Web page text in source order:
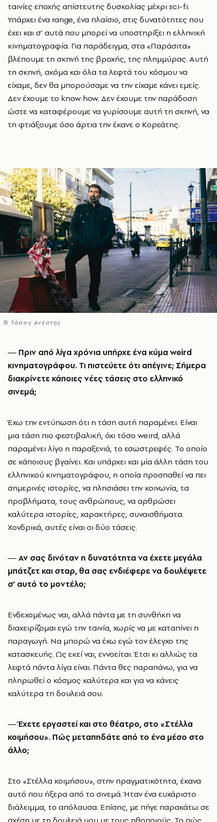
ταινίες εποχής απίστευτης δυσκολίας μέχρι sci-fi.
Υπάρχει ένα range, ένα πλαίσιο, στις δυνατότητες που
έχει και σ’ αυτά που μπορεί να υποστηρίξει η ελληνική
κινηματογραφία. Για παράδειγμα, στα «Παράσιτα»
βλέπουμε τη σκηνή της βροχής, της πλημμύρας. Αυτή
τη σκηνή, ακόμα και όλα τα λεφτά του κόσμου να
είχαμε, δεν θα μπορούσαμε να την είχαμε κάνει εμείς.
Δεν έχουμε το know how. Δεν έχουμε την παράδοση
ώστε να καταφέρουμε να γυρίσουμε αυτή τη σκηνή, να
τη φτιάξουμε όσο άρτια την έκανε ο Κορεάτης.
© Τάσος Ανέστης
― Πριν από λίγα χρόνια υπήρχε ένα κύμα weird
κινηματογράφου. Τι πιστεύετε ότι απέγινε; Σήμερα
διακρίνετε κάποιες νέες τάσεις στο ελληνικό
σινεμά;
Έχω την εντύπωση ότι η τάση αυτή παραμένει. Είναι
μια τάση πιο φεστιβαλική, όχι τόσο weird, αλλά
παραμένει λίγο η παραξενιά, το εσωστρεφές. Το οποίο
σε κάποιους βγαίνει. Και υπάρχει και μία άλλη τάση του
ελληνικού κινηματογράφου, η οποία προσπαθεί να πει
σημερινές ιστορίες, να πλησιάσει την κοινωνία, τα
προβλήματα, τους ανθρώπους, να αρθρώσει
καλύτερα ιστορίες, χαρακτήρες, συναισθήματα.
Χονδρικά, αυτές είναι οι δύο τάσεις.
― Αν σας δινόταν η δυνατότητα να έχετε μεγάλα
μπάτζετ και σταρ, θα σας ενδιέφερε να δουλέψετε
σ’ αυτό το μοντέλο;
Ενδεχομένως ναι, αλλά πάντα με τη συνθήκη να
διαχειρίζομαι εγώ την ταινία, χωρίς να με καταπίνει η
παραγωγή. Να μπορώ να έχω εγώ τον έλεγχο της
κατασκευής. Ως εκεί ναι, εννοείται. Έτσι κι αλλιώς τα
λεφτά πάντα λίγα είναι. Πάντα θες παραπάνω, για να
πληρωθεί ο κόσμος καλύτερα και για να κάνεις
καλύτερα τη δουλειά σου.
― Έχετε εργαστεί και στο θέατρο, στο «Στέλλα
κοιμήσου». Πώς μεταπηδάτε από το ένα μέσο στο
άλλο;
Στο «Στέλλα κοιμήσου», στην πραγματικότητα, έκανα
αυτό που ήξερα από το σινεμά. Ήταν ένα ευχάριστο
διάλειμμα, το απόλαυσα. Επίσης, με πήγε παρακάτω σε